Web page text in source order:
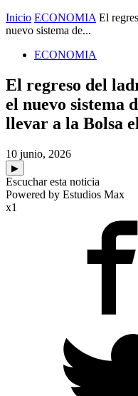
Inicio ECONOMIA El
nuevo sistema de...
ECONOMIA
El regreso del
el nuevo sistema
llevar a la Bolsa
10 junio, 2026
▶
Escuchar esta noticia
Powered by Estudios Max
x1